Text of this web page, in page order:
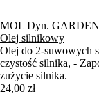
MOL Dyn.
Olej silnikowy
Olej do 2-suwowych
czystość silnika, -
zużycie silnika.
24,00 zł